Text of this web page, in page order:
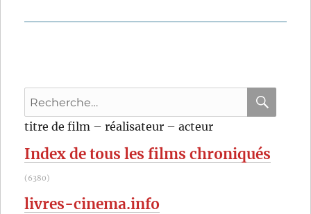
Recherche
pour
:
titre de film – réalisateur – acteur
Index de tous les films chroniqués
(6380)
livres-cinema.info